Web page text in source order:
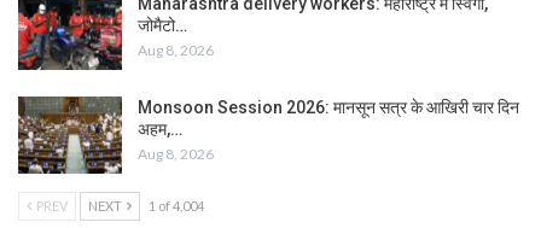
Maharashtra delivery workers: महाराष्ट्र में स्विगी,
जोमैटो…
Aug 8, 2026
Monsoon Session 2026: मानसून सत्र के आखिरी चार दिन
अहम,…
Aug 8, 2026
PREV NEXT 1 of 4,004